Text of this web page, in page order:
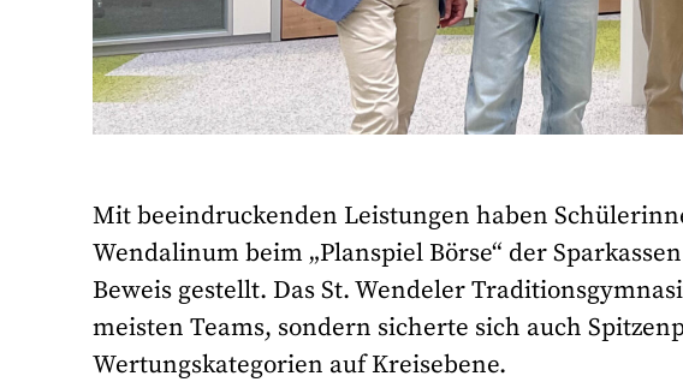
Mit beeindruckenden Leistungen haben
Wendalinum beim „Planspiel Börse“ der
Beweis gestellt. Das St. Wendeler
meisten Teams, sondern sicherte sich auch
Wertungskategorien auf Kreisebene.